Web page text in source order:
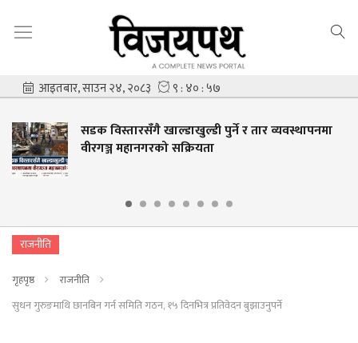
सडक विस्तारसँगै खाल्डाखुल्डी पुर्ने र तार व्यवस्थापनमा
वीरगञ्ज महानगरको सक्रियता
राजनीति
गृहपृष्ठ
राजनीति
सुधन गुरुङमाथि छानबिन गर्न समिति गठन, १५ दिनभित्र प्रतिवेदन बुझाउनुपर्ने